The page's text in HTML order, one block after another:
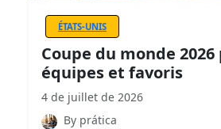
ÉTATS-UNIS
Coupe du monde
équipes et favoris
4 de juillet de 2026
By prática